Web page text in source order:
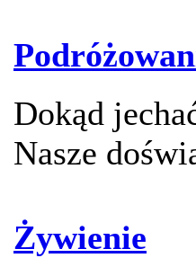
Dokąd
Nasze
Żywienie